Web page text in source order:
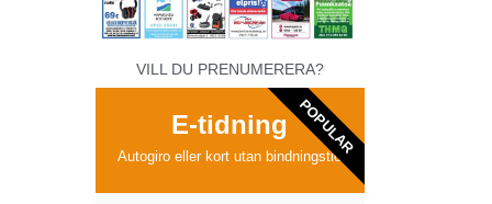
VILL DU PRENUMERERA?
E-tidning
Autogiro eller kort utan bindningstid
POPULAR